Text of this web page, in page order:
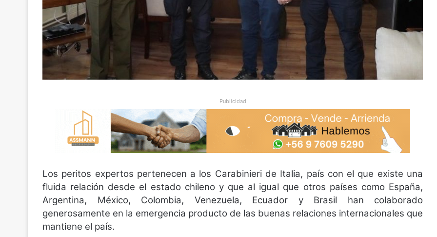
Publicidad
Los peritos expertos pertenecen a los Carabinieri de Italia, país con el que existe una
fluida relación desde el estado chileno y que al igual que otros países como España,
Argentina, México, Colombia, Venezuela, Ecuador y Brasil han colaborado
generosamente en la emergencia producto de las buenas relaciones internacionales que
mantiene el país.